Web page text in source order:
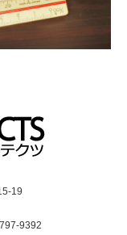
た建物です。敷地
車群が建ち並び北
さが垣間見れるロ
アタッチメントを
重の確保が重要と
の倉庫よりも詳細
19
9392